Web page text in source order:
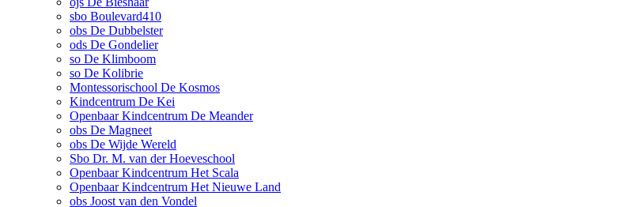
sbo Boulevard410
obs De Dubbelster
ods De Gondelier
so De Klimboom
so De Kolibrie
Montessorischool De Kosmos
Kindcentrum De Kei
Openbaar Kindcentrum De Meander
obs De Magneet
obs De Wijde Wereld
Sbo Dr. M. van der Hoeveschool
Openbaar Kindcentrum Het Scala
Openbaar Kindcentrum Het Nieuwe Land
obs Joost van den Vondel